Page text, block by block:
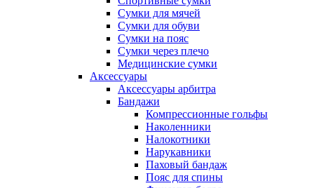
Сумки для мячей
Сумки для обуви
Сумки на пояс
Сумки через плечо
Медицинские сумки
Аксессуары
Аксессуары арбитра
Бандажи
Компрессионные гольфы
Наколенники
Налокотники
Нарукавники
Паховый бандаж
Пояс для спины